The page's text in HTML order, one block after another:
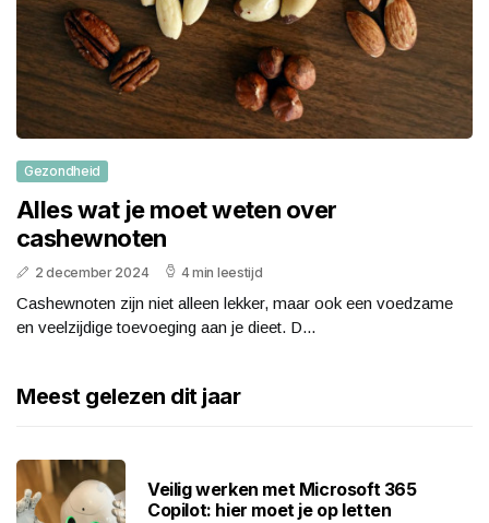
Gezondheid
Alles wat je moet weten over
cashewnoten
2 december 2024 4 min leestijd
Cashewnoten zijn niet alleen lekker, maar ook een voedzame
en veelzijdige toevoeging aan je dieet. D...
Meest gelezen dit jaar
Veilig werken met Microsoft 365
Copilot: hier moet je op letten